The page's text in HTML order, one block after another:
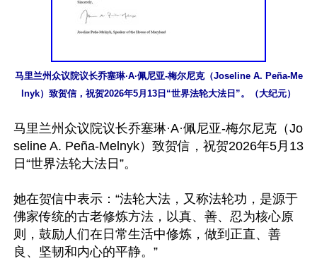
马里兰州众议院议长乔塞琳·A·佩尼亚-梅尔尼克（Joseline A. Peña-Me
lnyk）致贺信，祝贺2026年5月13日“世界法轮大法日”。（大纪元）
马里兰州众议院议长乔塞琳·A·佩尼亚-梅尔尼克（Jo
seline A. Peña-Melnyk）致贺信，祝贺2026年5月13
日“世界法轮大法日”。
她在贺信中表示：“法轮大法，又称法轮功，是源于
佛家传统的古老修炼方法，以真、善、忍为核心原
则，鼓励人们在日常生活中修炼，做到正直、善
良、坚韧和内心的平静。”